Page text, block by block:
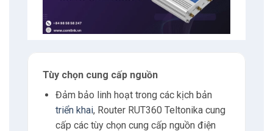
Tùy chọn cung cấp nguồn
Đảm bảo linh hoạt trong các kịch bản
triển khai, Router RUT360 Teltonika cung
cấp các tùy chọn cung cấp nguồn điện